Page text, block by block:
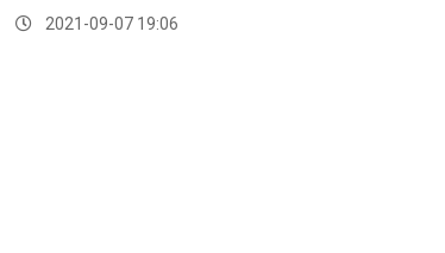
2021-09-07 19:06